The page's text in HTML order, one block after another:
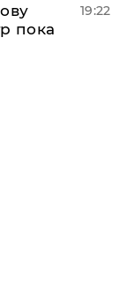
пока
19:22